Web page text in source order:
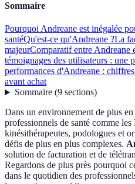
Sommaire
Pourquoi Andreane est inégalée
santéQu'est-ce qu'Andreane ?La
majeurComparatif entre Andreane
témoignages des utilisateurs : une
performances d'Andreane :
avant achat
Sommaire(9 sections)
Dans un environnement de plus
professionnels de santé comme les
kinésithérapeutes, podologues et
défis de plus en plus complexes.
solution de facturation et de
Regardons de plus près pourquoi
dans le quotidien des